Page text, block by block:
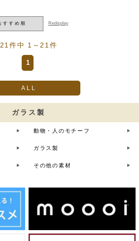
21件中 1～21件
1
ALL
ガラス製
動物・人のモチーフ
ガラス製
その他の素材